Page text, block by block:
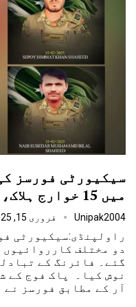
سیکیورٹی فورسز
میں 15 خوارج ہلاک،وطن کے 4 بیٹے شہید،
Unipak2004 فروری 15, 2025
راولپنڈی:سیکیورٹی
نوش کیا۔ پاک فوج کے
آر کے مطابق فورسز